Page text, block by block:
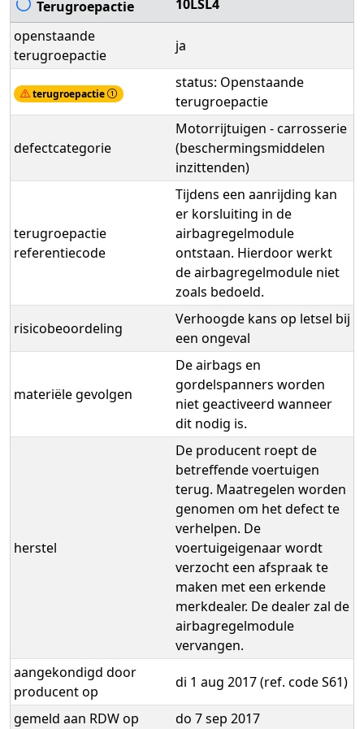
Terugroepactie
10LSL4
openstaande
terugroepactie
ja
terugroepactie
status: Openstaande
terugroepactie
defectcategorie
Motorrijtuigen - carrosserie
(beschermingsmiddelen
inzittenden)
terugroepactie
referentiecode
Tijdens een aanrijding kan
er korsluiting in de
airbagregelmodule
ontstaan. Hierdoor werkt
de airbagregelmodule niet
zoals bedoeld.
risicobeoordeling
Verhoogde kans op letsel bij
een ongeval
materiële gevolgen
De airbags en
gordelspanners worden
niet geactiveerd wanneer
dit nodig is.
herstel
De producent roept de
betreffende voertuigen
terug. Maatregelen worden
genomen om het defect te
verhelpen. De
voertuigeigenaar wordt
verzocht een afspraak te
maken met een erkende
merkdealer. De dealer zal de
airbagregelmodule
vervangen.
aangekondigd door
producent op
di 1 aug 2017 (ref. code S61)
gemeld aan RDW op
do 7 sep 2017